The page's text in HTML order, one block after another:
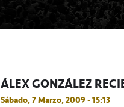
ÁLEX GONZÁLEZ
Sábado, 7 Marzo, 2009 - 15:13